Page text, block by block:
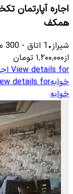
اجاره آپارتمان
همکف
شیراز•
1 اتاق -
300
از۱٬۲۰۰٬۰۰۰ تومان
View details for
خوابهdetails for
خوابه